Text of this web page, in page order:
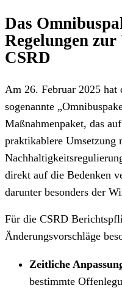
Das
Regelungen
CSRD
Am 26. Februar 2025 hat
sogenannte
Maßnahmenpaket, das
praktikablere Umsetzung
direkt auf die Bedenken
darunter besonders der
Für die CSRD
Änderungsvorschläge
Zeitliche
bestimmte